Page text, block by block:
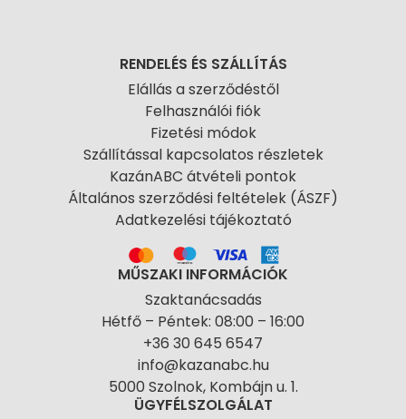
RENDELÉS ÉS SZÁLLÍTÁS
Elállás a szerződéstől
Felhasználói fiók
Fizetési módok
Szállítással kapcsolatos részletek
KazánABC átvételi pontok
Általános szerződési feltételek (ÁSZF)
Adatkezelési tájékoztató
MŰSZAKI INFORMÁCIÓK
Szaktanácsadás
Hétfő – Péntek: 08:00 – 16:00
+36 30 645 6547
info@kazanabc.hu
5000 Szolnok, Kombájn u. 1.
ÜGYFÉLSZOLGÁLAT